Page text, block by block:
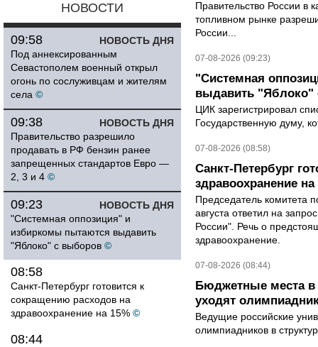
НОВОСТИ
НОВОСТЬ ДНЯ
09:58
Под аннексированным
Севастополем военный открыл
огонь по сослуживцам и жителям
села ©
НОВОСТЬ ДНЯ
09:38
Правительство разрешило
продавать в РФ бензин ранее
запрещенных стандартов Евро —
2, 3 и 4 ©
НОВОСТЬ ДНЯ
09:23
"Системная оппозиция" и
избиркомы пытаются выдавить
"Яблоко" с выборов ©
08:58
Санкт-Петербург готовится к
сокращению расходов на
здравоохранение на 15% ©
08:44
Правительство России в
топливном рынке
России...
07-08-2026 (09:23)
"Системная
выдавить "Яблоко"
ЦИК зарегистрировал
Государственную думу,
07-08-2026 (08:58)
Санкт-Петербург
здравоохранение на
Председатель комитета
августа ответил на
России". Речь о
здравоохранение.
07-08-2026 (08:44)
Бюджетные места в
уходят
Ведущие российские
олимпиадников в